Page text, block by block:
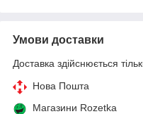
Умови доставки
Доставка здійснюється
Нова Пошта
Магазини Rozetka